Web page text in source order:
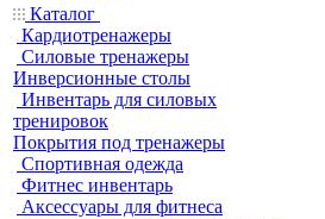
Каталог
Кардиотренажеры
Силовые тренажеры
Инверсионные столы
Инвентарь для силовых
тренировок
Покрытия под тренажеры
Спортивная одежда
Фитнес инвентарь
Аксессуары для фитнеса